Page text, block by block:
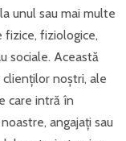
unul sau mai multe
fiziologice,
sociale. Această
noștri, ale
care intră în
angajați sau